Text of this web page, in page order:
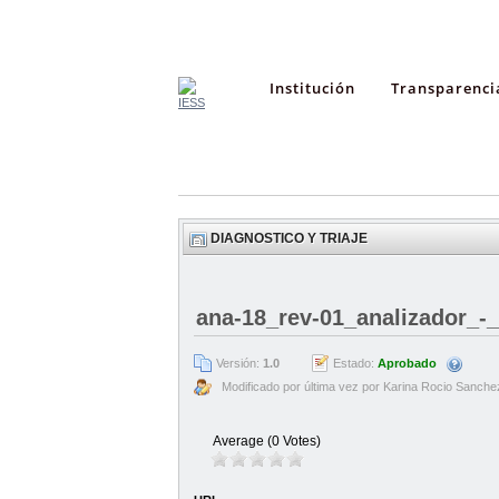
Institución
DIAGNOSTICO Y TRIAJE
ana-18_rev-
Versión: 1.0 Estado: Aprobado
Modificado por última vez por Karina Rocio
Average (0 Votes)